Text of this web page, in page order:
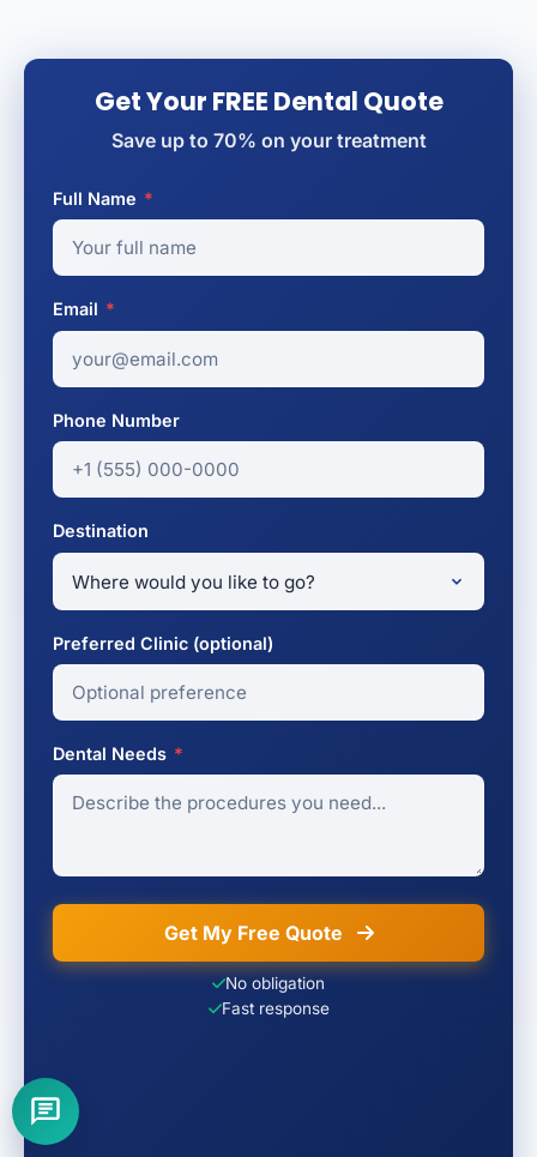
Get Your FREE Dental Quote
Save up to 70% on your treatment
Full Name *
Email *
Phone Number
Destination
Preferred Clinic (optional)
Dental Needs *
Get My Free Quote
No obligation
Fast response